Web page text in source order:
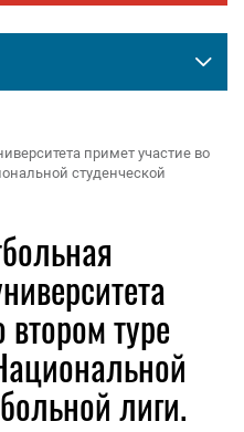
примет участие во
студенческой
туре
лиги.